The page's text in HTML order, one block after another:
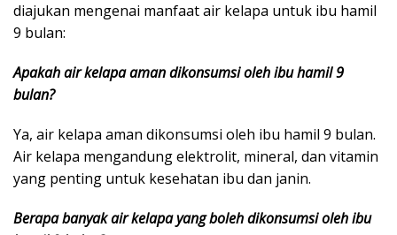
diajukan mengenai manfaat air kelapa untuk ibu hamil
9 bulan:
Apakah air kelapa aman dikonsumsi oleh ibu hamil 9
bulan?
Ya, air kelapa aman dikonsumsi oleh ibu hamil 9 bulan.
Air kelapa mengandung elektrolit, mineral, dan vitamin
yang penting untuk kesehatan ibu dan janin.
Berapa banyak air kelapa yang boleh dikonsumsi oleh ibu